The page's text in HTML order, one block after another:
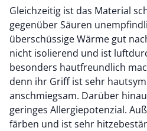
Gleichzeitig ist das Material
gegenüber Säuren
überschüssige Wärme gut
nicht isolierend und ist
besonders hautfreundlich
denn ihr Griff ist sehr
anschmiegsam. Darüber
geringes Allergiepotenzial.
färben und ist sehr